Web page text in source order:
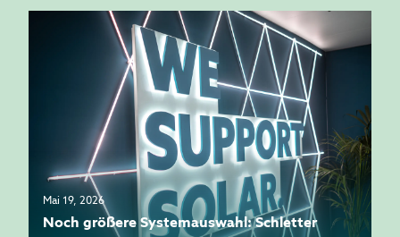
Mai 19, 2026
Noch größere Systemauswahl: Schletter